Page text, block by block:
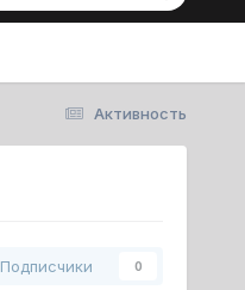
Активность
Подписчики 0